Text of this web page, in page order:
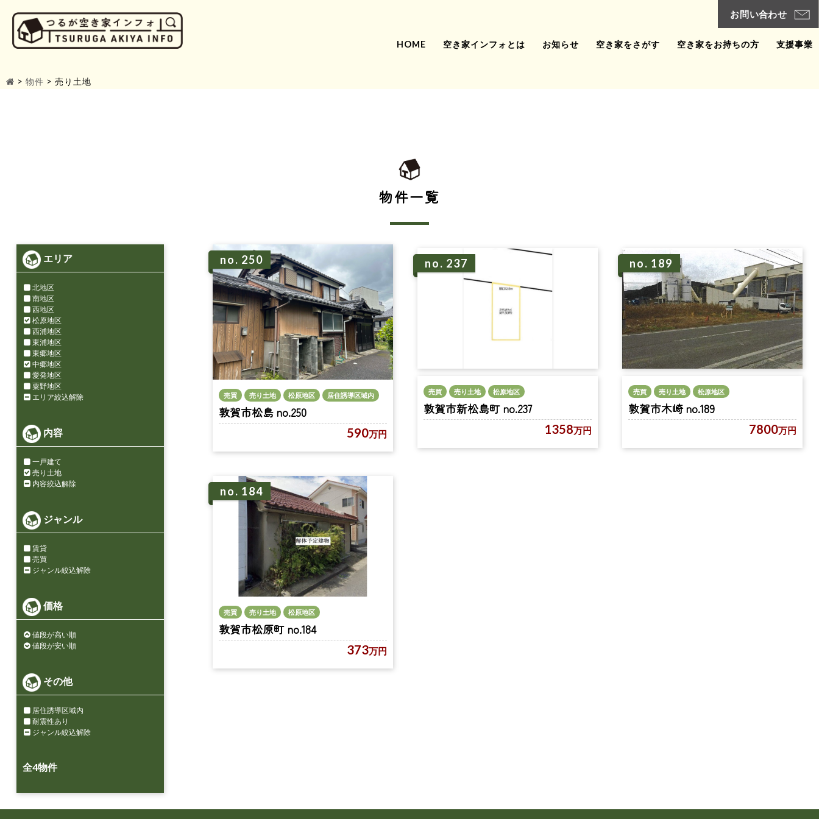
HOME 空き家インフォとは お知らせ 空き家をさがす 空き家をお持ちの方 支援事業
> 物件 > 売り土地
物件一覧
エリア
北地区
南地区
西地区
松原地区
西浦地区
東浦地区
東郷地区
中郷地区
愛発地区
粟野地区
エリア絞込解除
内容
一戸建て
売り土地
内容絞込解除
ジャンル
賃貸
売買
ジャンル絞込解除
価格
値段が高い順
値段が安い順
その他
居住誘導区域内
耐震性あり
ジャンル絞込解除
全4物件
no. 250
売買 売り土地 松原地区 居住誘導区域内
敦賀市松島 no.250
590万円
no. 237
売買 売り土地 松原地区
敦賀市新松島町 no.237
1358万円
no. 189
売買 売り土地 松原地区
敦賀市木崎 no.189
7800万円
no. 184
売買 売り土地 松原地区
敦賀市松原町 no.184
373万円